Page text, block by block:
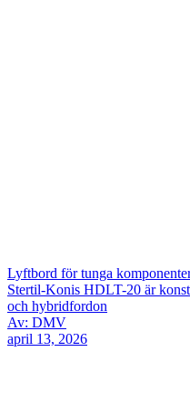
Lyftbord för tunga
Stertil-Konis HDLT-20 är
och hybridfordon
Av: DMV
april 13, 2026